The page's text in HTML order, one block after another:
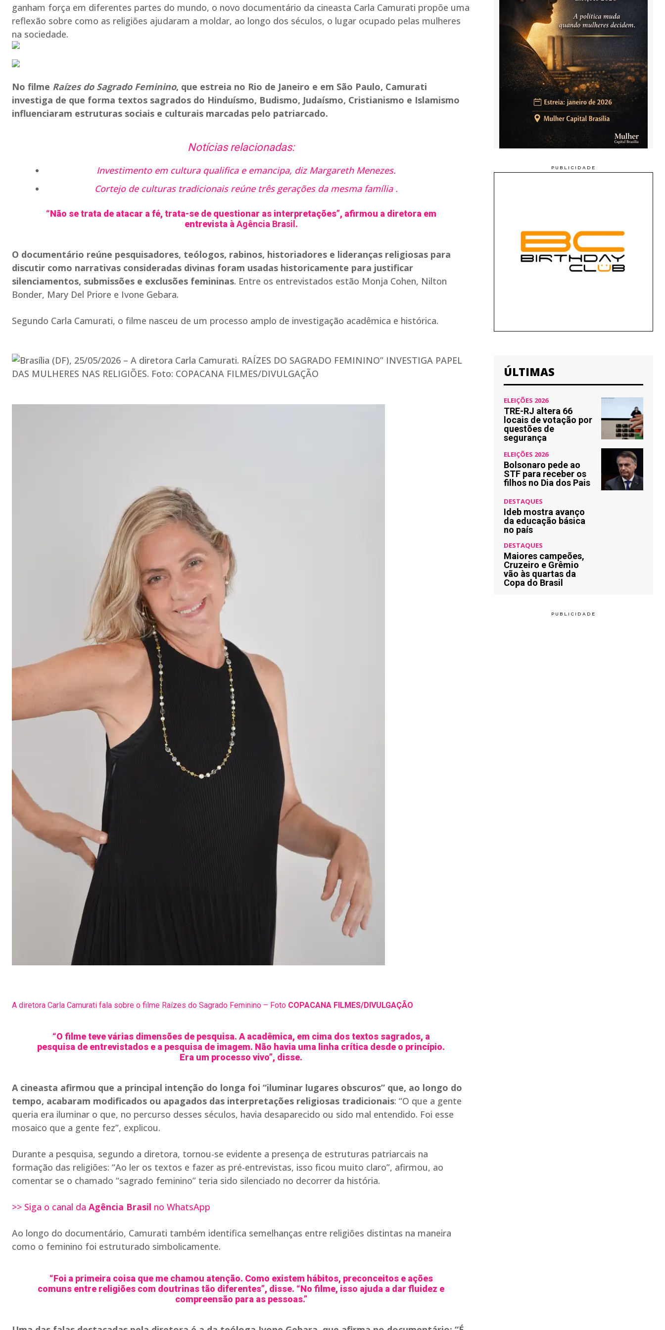
ganham força em diferentes partes do mundo, o novo documentário da cineasta Carla Camurati propõe uma
reflexão sobre como as religiões ajudaram a moldar, ao longo dos séculos, o lugar ocupado pelas mulheres
na sociedade.
No filme Raízes do Sagrado Feminino, que estreia no Rio de Janeiro e em São Paulo, Camurati
investiga de que forma textos sagrados do Hinduísmo, Budismo, Judaísmo, Cristianismo e Islamismo
influenciaram estruturas sociais e culturais marcadas pelo patriarcado.
Notícias relacionadas:
Investimento em cultura qualifica e emancipa, diz Margareth Menezes.
Cortejo de culturas tradicionais reúne três gerações da mesma família .
“Não se trata de atacar a fé, trata-se de questionar as interpretações”, afirmou a diretora em
entrevista à Agência Brasil .
O documentário reúne pesquisadores, teólogos, rabinos, historiadores e lideranças religiosas para
discutir como narrativas consideradas divinas foram usadas historicamente para justificar
silenciamentos, submissões e exclusões femininas. Entre os entrevistados estão Monja Cohen, Nilton
Bonder, Mary Del Priore e Ivone Gebara.
Segundo Carla Camurati, o filme nasceu de um processo amplo de investigação acadêmica e histórica.
A diretora Carla Camurati fala sobre o filme Raízes do Sagrado Feminino – Foto COPACANA FILMES/DIVULGAÇÃO
“O filme teve várias dimensões de pesquisa. A acadêmica, em cima dos textos sagrados, a
pesquisa de entrevistados e a pesquisa de imagem. Não havia uma linha crítica desde o princípio.
Era um processo vivo”, disse.
A cineasta afirmou que a principal intenção do longa foi “iluminar lugares obscuros” que, ao longo do
tempo, acabaram modificados ou apagados das interpretações religiosas tradicionais: “O que a gente
queria era iluminar o que, no percurso desses séculos, havia desaparecido ou sido mal entendido. Foi esse
mosaico que a gente fez”, explicou.
Durante a pesquisa, segundo a diretora, tornou-se evidente a presença de estruturas patriarcais na
formação das religiões: “Ao ler os textos e fazer as pré-entrevistas, isso ficou muito claro”, afirmou, ao
comentar se o chamado “sagrado feminino” teria sido silenciado no decorrer da história.
>> Siga o canal da Agência Brasil no WhatsApp
Ao longo do documentário, Camurati também identifica semelhanças entre religiões distintas na maneira
como o feminino foi estruturado simbolicamente.
“Foi a primeira coisa que me chamou atenção. Como existem hábitos, preconceitos e ações
comuns entre religiões com doutrinas tão diferentes”, disse. “No filme, isso ajuda a dar fluidez e
compreensão para as pessoas.”
ÚLTIMAS
ELEIÇÕES 2026
TRE-RJ altera 66
locais de votação por
questões de
segurança
ELEIÇÕES 2026
Bolsonaro pede ao
STF para receber os
filhos no Dia dos Pais
DESTAQUES
Ideb mostra avanço
da educação básica
no país
DESTAQUES
Maiores campeões,
Cruzeiro e Grêmio
vão às quartas da
Copa do Brasil